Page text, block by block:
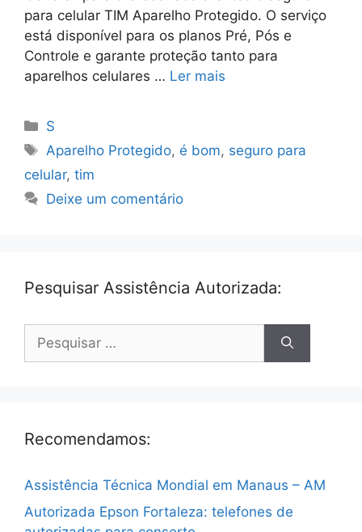
para celular TIM Aparelho Protegido. O serviço
está disponível para os planos Pré, Pós e
Controle e garante proteção tanto para
aparelhos celulares … Ler mais
Categorias
S
Tags
Aparelho Protegido, é bom, seguro para
celular, tim
Deixe um comentário
Pesquisar Assistência Autorizada:
por:
Recomendamos:
Assistência Técnica Mondial em Manaus – AM
Autorizada Epson Fortaleza: telefones de